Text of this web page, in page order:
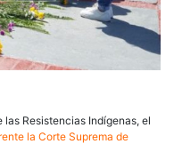
las Resistencias Indígenas, el
la Corte Suprema de